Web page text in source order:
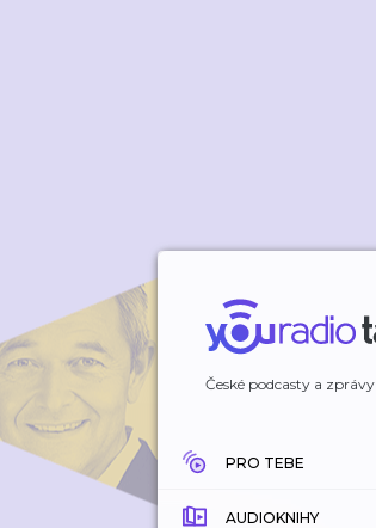
České podcasty a zprávy
PRO TEBE
AUDIOKNIHY